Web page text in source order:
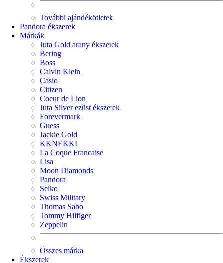
További ajándékötletek
Pandora ékszerek
Márkák
Juta Gold arany ékszerek
Bering
Boss
Calvin Klein
Casio
Citizen
Coeur de Lion
Juta Silver ezüst ékszerek
Forevermark
Guess
Jackie Gold
KKNEKKI
La Coque Francaise
Lisa
Moon Diamonds
Pandora
Seiko
Swiss Military
Thomas Sabo
Tommy Hilfiger
Zeppelin
Összes márka
Ékszerek